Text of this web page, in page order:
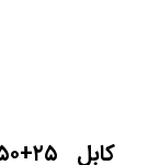
کابل ۲۵+۵۰*۳ سه فاز